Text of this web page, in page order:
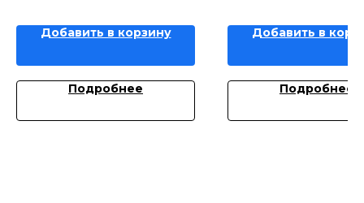
Добавить в корзину
Подробнее
Добавить в
Подробнее